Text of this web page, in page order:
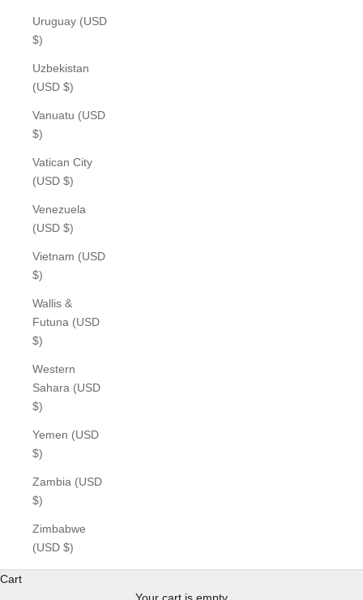
Uruguay (USD
$)
Uzbekistan
(USD $)
Vanuatu (USD
$)
Vatican City
(USD $)
Venezuela
(USD $)
Vietnam (USD
$)
Wallis &
Futuna (USD
$)
Western
Sahara (USD
$)
Yemen (USD
$)
Zambia (USD
$)
Zimbabwe
(USD $)
Cart
Your cart is empty